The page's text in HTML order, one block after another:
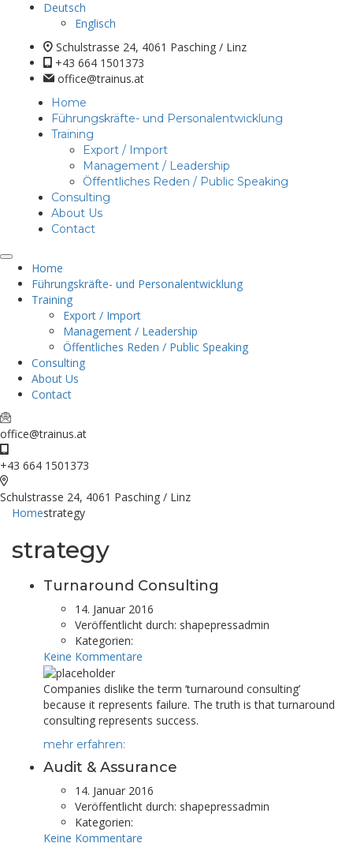
Deutsch
Englisch
Schulstrasse 24, 4061 Pasching / Linz
+43 664 1501373
office@trainus.at
Home
Führungskräfte- und Personalentwicklung
Training
Export / Import
Management / Leadership
Öffentliches Reden / Public Speaking
Consulting
About Us
Contact
Home
Führungskräfte- und Personalentwicklung
Training
Export / Import
Management / Leadership
Öffentliches Reden / Public Speaking
Consulting
About Us
Contact
office@trainus.at
+43 664 1501373
Schulstrasse 24, 4061 Pasching / Linz
Homestrategy
strategy
Turnaround Consulting
14. Januar 2016
Veröffentlicht durch: shapepressadmin
Kategorien:
Keine Kommentare
Companies dislike the term ‘turnaround consulting’
because it represents failure. The truth is that turnaround
consulting represents success.
mehr erfahren:
Audit & Assurance
14. Januar 2016
Veröffentlicht durch: shapepressadmin
Kategorien:
Keine Kommentare